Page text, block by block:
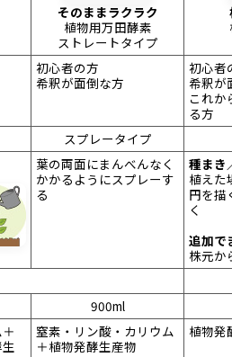
そのままラクラク
植物用万田酵素
ストレートタイプ
初心者の方
希釈が面倒な方
初心者
希釈が
これか
る方
スプレータイプ
葉の両面にまんべんなく
かかるようにスプレーす
る
種まき
植えた
円を描
く
追加で
株元か
900ml
窒素・リン酸・カリウム
＋植物発酵生産物
植物発